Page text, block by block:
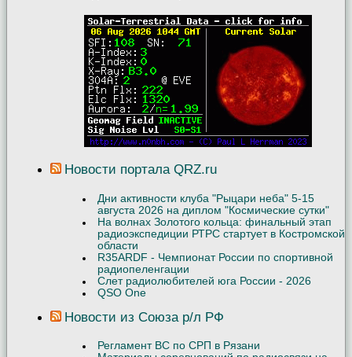
Новости портала QRZ.ru
Дни активности клуба "Рыцари неба" 5-15
августа 2026 на диплом "Космические сутки"
На волнах Золотого кольца: финальный этап
радиоэкспедиции РТРС стартует в Костромской
области
R35ARDF - Чемпионат России по спортивной
радиопеленгации
Слет радиолюбителей юга России - 2026
QSO One
Новости из Союза р/л РФ
Регламент ВС по СРП в Рязани